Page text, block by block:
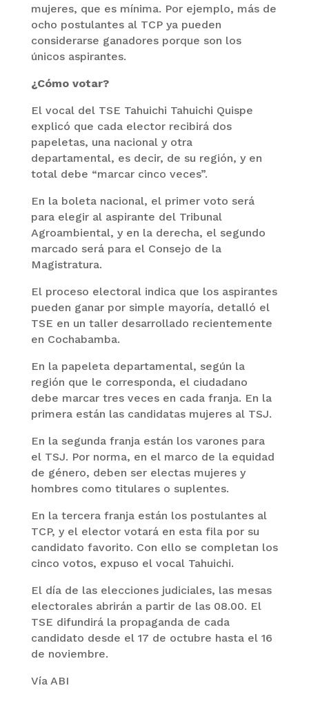
mujeres, que es mínima. Por ejemplo, más de
ocho postulantes al TCP ya pueden
considerarse ganadores porque son los
únicos aspirantes.
¿Cómo votar?
El vocal del TSE Tahuichi Tahuichi Quispe
explicó que cada elector recibirá dos
papeletas, una nacional y otra
departamental, es decir, de su región, y en
total debe “marcar cinco veces”.
En la boleta nacional, el primer voto será
para elegir al aspirante del Tribunal
Agroambiental, y en la derecha, el segundo
marcado será para el Consejo de la
Magistratura.
El proceso electoral indica que los aspirantes
pueden ganar por simple mayoría, detalló el
TSE en un taller desarrollado recientemente
en Cochabamba.
En la papeleta departamental, según la
región que le corresponda, el ciudadano
debe marcar tres veces en cada franja. En la
primera están las candidatas mujeres al TSJ.
En la segunda franja están los varones para
el TSJ. Por norma, en el marco de la equidad
de género, deben ser electas mujeres y
hombres como titulares o suplentes.
En la tercera franja están los postulantes al
TCP, y el elector votará en esta fila por su
candidato favorito. Con ello se completan los
cinco votos, expuso el vocal Tahuichi.
El día de las elecciones judiciales, las mesas
electorales abrirán a partir de las 08.00. El
TSE difundirá la propaganda de cada
candidato desde el 17 de octubre hasta el 16
de noviembre.
Vía ABI